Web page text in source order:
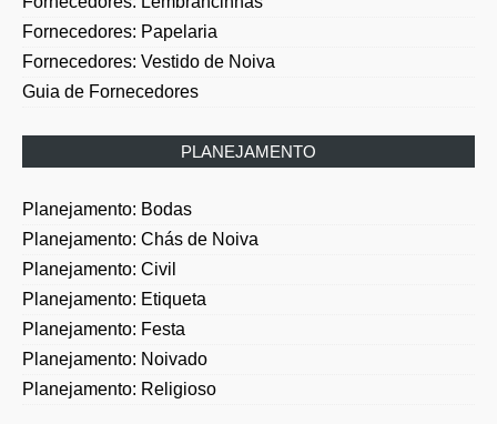
Fornecedores: Papelaria
Fornecedores: Vestido de Noiva
Guia de Fornecedores
Planejamento: Chás de Noiva
Planejamento: Civil
Planejamento: Etiqueta
Planejamento: Festa
Planejamento: Noivado
Planejamento: Religioso